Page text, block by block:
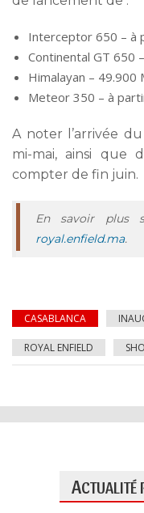
Interceptor 650 – à
Continental GT 650
Himalayan – 49.900
Meteor 350 – à
A noter l’arrivée
mi-mai, ainsi que
compter de fin juin.
En savoir plus
royal.enfield.ma.
CASABLANCA
ROYAL ENFIELD
ACTUALITÉ